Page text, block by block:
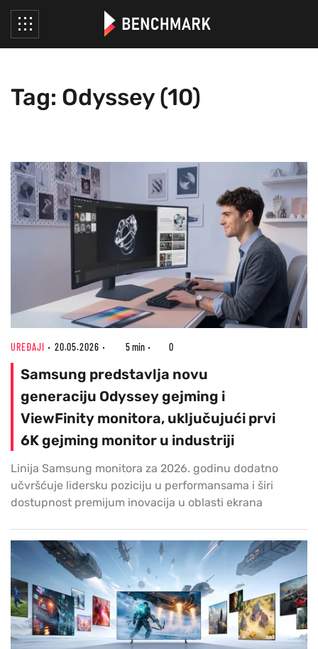
Tag: Odyssey (10)
UREĐAJI 20.05.2026 5 min 0
Samsung predstavlja novu
generaciju Odyssey gejming i
ViewFinity monitora, uključujući prvi
6K gejming monitor u industriji
Linija Samsung monitora za 2026. godinu dodatno
učvršćuje lidersku poziciju u performansama i širi
dostupnost premijum inovacija u oblasti ekrana